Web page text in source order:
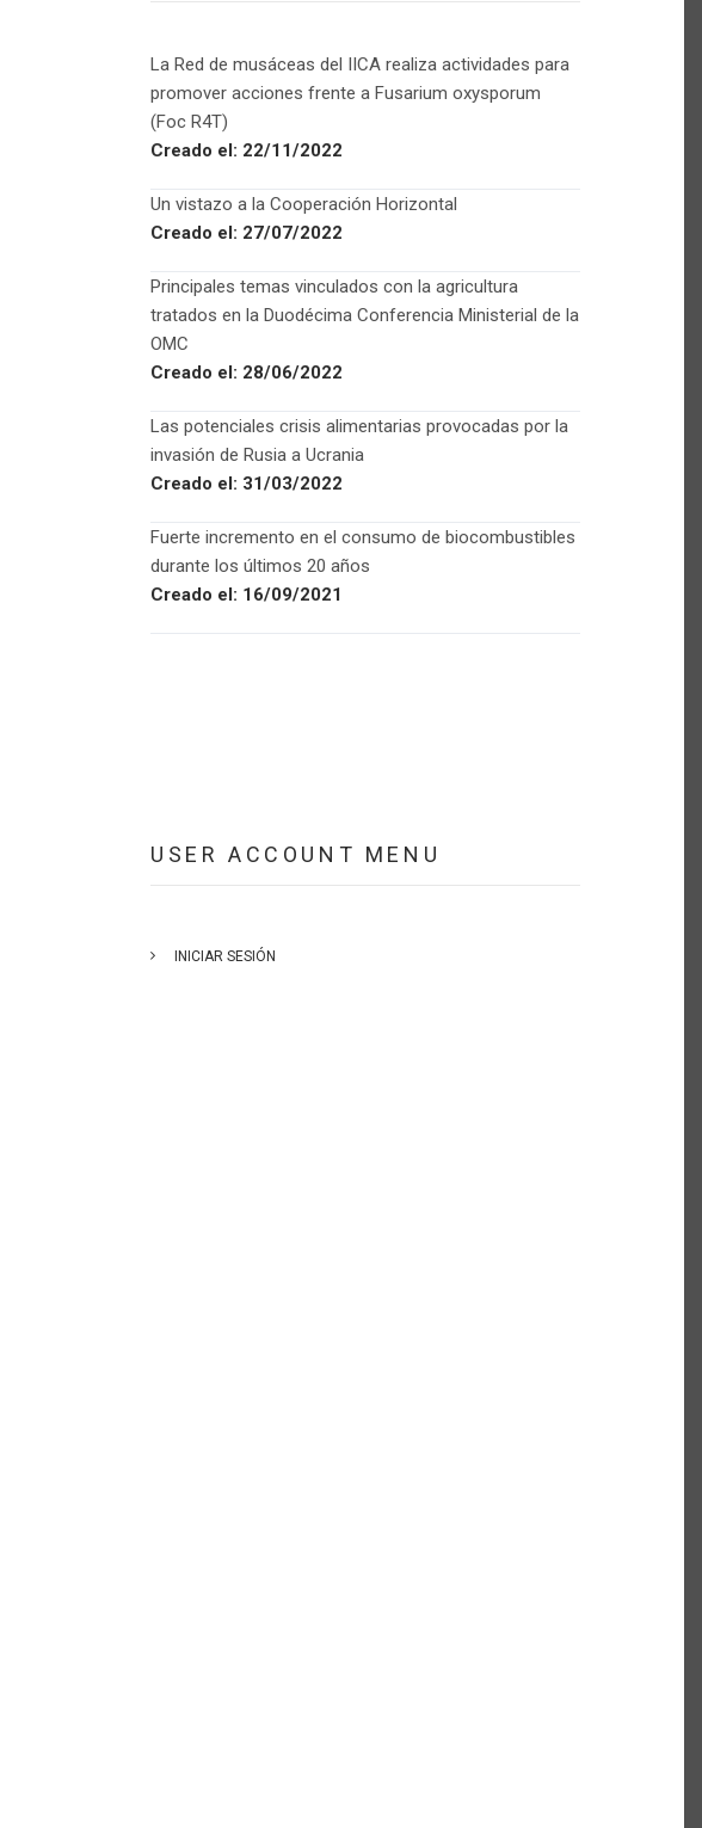
La Red de musáceas del IICA realiza actividades para
promover acciones frente a Fusarium oxysporum
(Foc R4T)
Creado el: 22/11/2022
Un vistazo a la Cooperación Horizontal
Creado el: 27/07/2022
Principales temas vinculados con la agricultura
tratados en la Duodécima Conferencia Ministerial de la
OMC
Creado el: 28/06/2022
Las potenciales crisis alimentarias provocadas por la
invasión de Rusia a Ucrania
Creado el: 31/03/2022
Fuerte incremento en el consumo de biocombustibles
durante los últimos 20 años
Creado el: 16/09/2021
USER ACCOUNT MENU
INICIAR SESIÓN